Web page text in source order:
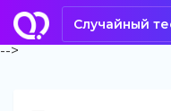
Случайный
-->